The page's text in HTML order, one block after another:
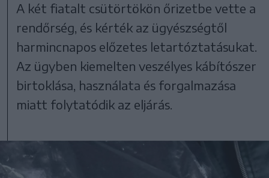
A két fiatalt csütörtökön őrizetbe vette a
rendőrség, és kérték az ügyészségtől
harmincnapos előzetes letartóztatásukat.
Az ügyben kiemelten veszélyes kábítószer
birtoklása, használata és forgalmazása
miatt folytatódik az eljárás.